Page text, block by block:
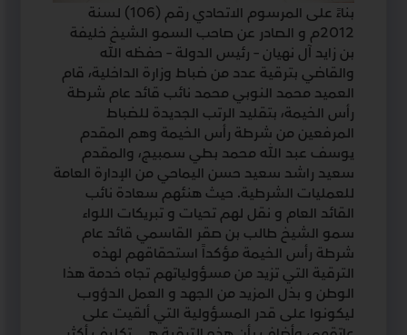
بناءً على المرسوم الاتحادي رقم (106) لسنة
2012م و الصادر عن صاحب السمو الشيخ خليفة
بن زايد آل نهيان – رئيس الدولة – حفظه الله
والقاضي بترقية عدد من ضباط وزارة الداخلية، قام
العميد محمد النوبي محمد نائب قائد عام شرطة
رأس الخيمة، بتقليد الرتب الجديدة للضباط
المرفعين من شرطة رأس الخيمة وهم المقدم
يوسف عبد الله محمد بطي سمبيج، والمقدم
سعيد راشد سعيد حسن اليماحي من الإدارة العامة
للعمليات الشرطية. حيث هنئهم سعادة نائب
القائد العام و نقل لهم تحيات و تبريكات اللواء
سمو الشيخ طالب بن صقر القاسمي قائد عام
شرطة رأس الخيمة مؤكداً استحقاقهم لهذه
الترقية التي تزيد من مسؤولياتهم تجاه خدمة هذا
الوطن و بذل المزيد من الجهد و العمل الدؤوب
ليكونوا على قدر المسؤولية التي ألقيت على